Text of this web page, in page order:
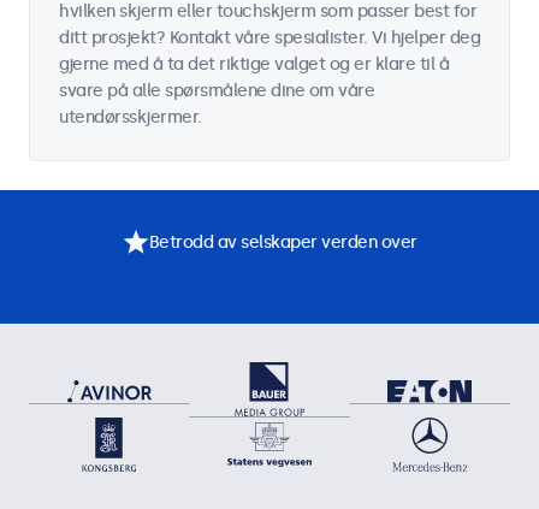
hvilken skjerm eller touchskjerm som passer best for
ditt prosjekt? Kontakt våre spesialister. Vi hjelper deg
gjerne med å ta det riktige valget og er klare til å
svare på alle spørsmålene dine om våre
utendørsskjermer.
Betrodd av selskaper verden over